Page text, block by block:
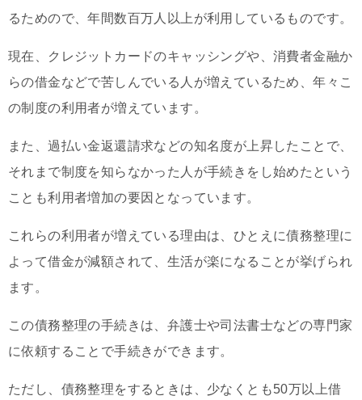
るためので、年間数百万人以上が利用しているものです。
現在、クレジットカードのキャッシングや、消費者金融か
らの借金などで苦しんでいる人が増えているため、年々こ
の制度の利用者が増えています。
また、過払い金返還請求などの知名度が上昇したことで、
それまで制度を知らなかった人が手続きをし始めたという
ことも利用者増加の要因となっています。
これらの利用者が増えている理由は、ひとえに債務整理に
よって借金が減額されて、生活が楽になることが挙げられ
ます。
この債務整理の手続きは、弁護士や司法書士などの専門家
に依頼することで手続きができます。
ただし、債務整理をするときは、少なくとも50万以上借